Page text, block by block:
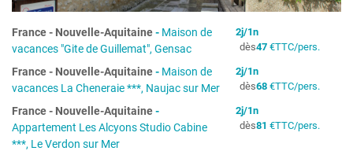
France- Nouvelle-Aquitaine- Maison de
vacances "Gite de Guillemat", Gensac
2j/1n
dès47€TTC/pers.
France- Nouvelle-Aquitaine- Maison de
vacances La Cheneraie ***, Naujac sur Mer
2j/1n
dès68€TTC/pers.
France- Nouvelle-Aquitaine-
Appartement Les Alcyons Studio Cabine
***, Le Verdon sur Mer
2j/1n
dès81 €TTC/pers.